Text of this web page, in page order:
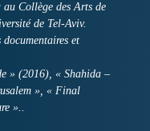
Collège des Arts de
de Tel-Aviv.
et
» (2016), « Shahida –
», « Final
»..